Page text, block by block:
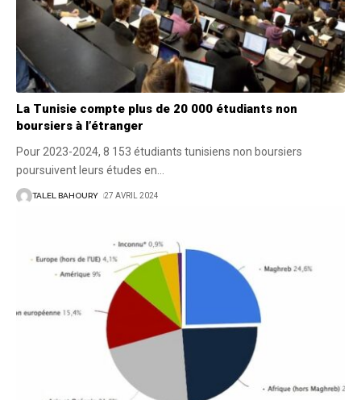
La Tunisie compte plus de 20 000 étudiants non
boursiers à l’étranger
Pour 2023-2024, 8 153 étudiants tunisiens non boursiers
poursuivent leurs études en
TALEL BAHOURY 27 AVRIL 2024